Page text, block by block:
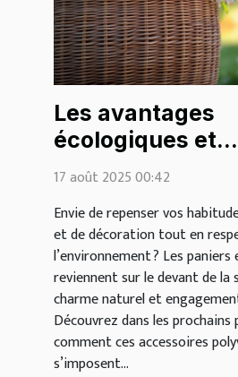
Les avantages
écologiques et
esthétiques des
17 août 2025 00:42
Envie de repenser vos
et de décoration tout en
l’environnement ? Les paniers
reviennent sur le devant de la
charme naturel et
Découvrez dans les prochains
comment ces accessoires
s’imposent...